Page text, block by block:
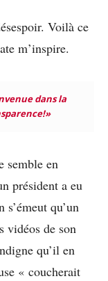
Voilà ce
m’inspire.
dans la
semble en
président a eu
qu’un
vidéos de son
qu’il en
« coucherait